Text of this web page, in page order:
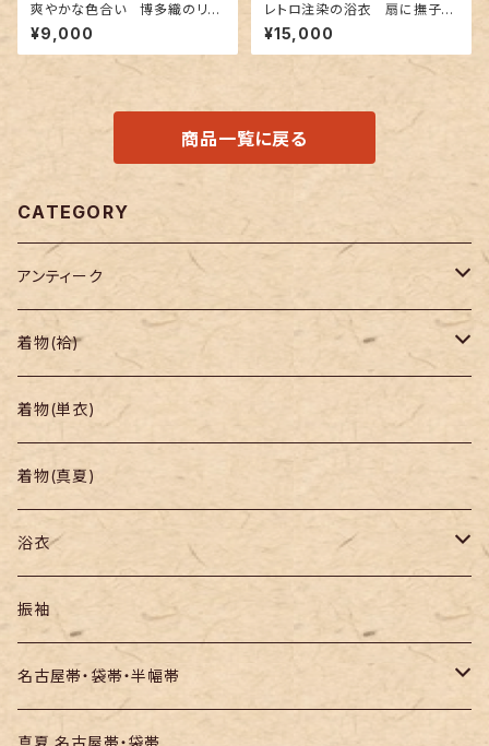
爽やかな色合い 博多織のリバ
ーシブル半幅帯
¥9,000
レトロ注染の浴衣 扇に撫子〜
カラフルなぼかし～
¥15,000
商品一覧に戻る
CATEGORY
アンティーク
着物
帯
羽織り・道行
着物(袷)
小紋
色無地・江戸小紋
紬
訪問着・付下
お召し
着物(単衣)
着物(真夏)
浴衣
セオα・ポリ
木綿・綿麻
絞りの浴衣
振袖
名古屋帯・袋帯・半幅帯
名古屋帯
真夏 名古屋帯・袋帯